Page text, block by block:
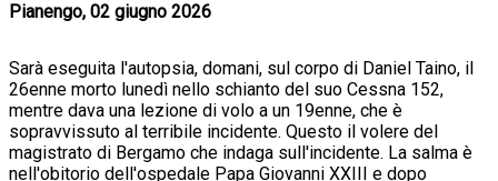
Pianengo, 02 giugno 2026
Sarà eseguita l'autopsia, domani, sul corpo di Daniel Taino, il
26enne morto lunedì nello schianto del suo Cessna 152,
mentre dava una lezione di volo a un 19enne, che è
sopravvissuto al terribile incidente. Questo il volere del
magistrato di Bergamo che indaga sull'incidente. La salma è
nell'obitorio dell'ospedale Papa Giovanni XXIII e dopo